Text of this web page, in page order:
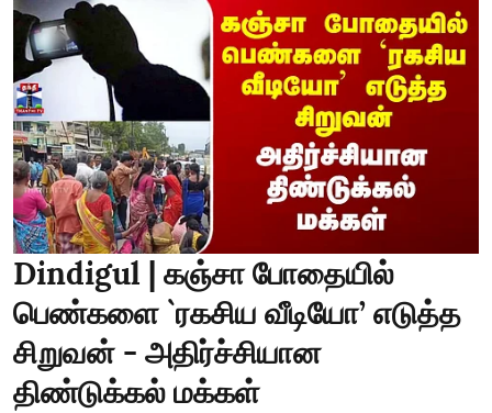
Dindigul | கஞ்சா போதையில்
பெண்களை `ரகசிய வீடியோ’ எடுத்த
சிறுவன் - அதிர்ச்சியான
திண்டுக்கல் மக்கள்